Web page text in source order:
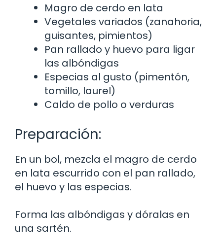
Magro de cerdo en lata
Vegetales variados (zanahoria,
guisantes, pimientos)
Pan rallado y huevo para ligar
las albóndigas
Especias al gusto (pimentón,
tomillo, laurel)
Caldo de pollo o verduras
Preparación:
En un bol, mezcla el magro de cerdo
en lata escurrido con el pan rallado,
el huevo y las especias.
Forma las albóndigas y dóralas en
una sartén.